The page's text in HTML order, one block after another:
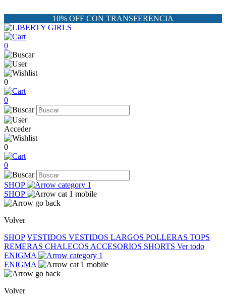
10% OFF CON TRANSFERENCIA
0
0
0
Acceder
0
0
SHOP
SHOP
Volver
SHOP VESTIDOS VESTIDOS LARGOS POLLERAS TOPS
REMERAS CHALECOS ACCESORIOS SHORTS Ver todo
ENIGMA
ENIGMA
Volver